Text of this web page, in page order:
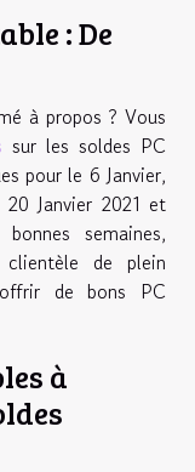
: De
à propos ? Vous
sur les soldes PC
pour le 6 Janvier,
Janvier 2021 et
semaines,
de plein
de bons PC
à